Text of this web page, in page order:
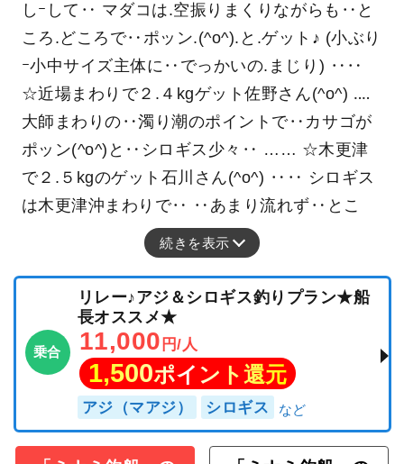
しｰして‥ マダコは.空振りまくりながらも‥と
ころ.どころで‥ポッン.(^o^).と.ゲット♪ (小ぶり
ｰ小中サイズ主体に‥でっかいの.まじり) ‥‥
☆近場まわりで２.４kgゲット佐野さん(^o^) ‥‥
大師まわりの‥濁り潮のポイントで‥カサゴが
ポッン(^o^)と‥シロギス少々‥ …… ☆木更津
で２.５kgのゲット石川さん(^o^) ‥‥ シロギス
は木更津沖まわりで‥ ‥あまり流れず‥とこ
続きを表示
乗合
リレー♪アジ＆シロギス釣りプラン★船
長オススメ★
11,000 円/人
1,500ポイント還元
アジ（マアジ） シロギス